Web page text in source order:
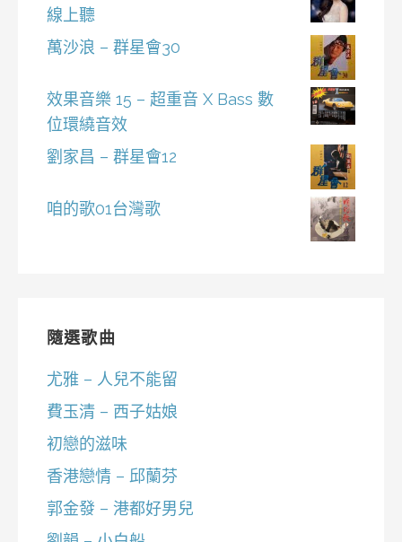
線上聽
萬沙浪 – 群星會30
效果音樂 15 – 超重音 X Bass 數
位環繞音效
劉家昌 – 群星會12
咱的歌01台灣歌
隨選歌曲
尤雅 – 人兒不能留
費玉清 – 西子姑娘
初戀的滋味
香港戀情 – 邱蘭芬
郭金發 – 港都好男兒